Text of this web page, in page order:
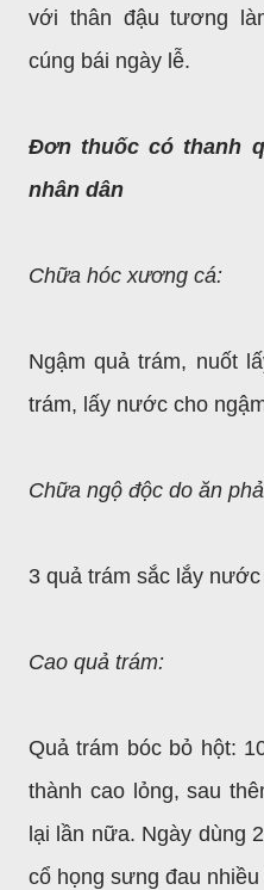
với thân đậu tương
cúng bái ngày lễ.
Đơn thuốc có thanh
nhân dân
Chữa hóc xương cá:
Ngậm quả trám, nuốt
trám, lấy nước cho
Chữa ngộ độc do ăn
3 quả trám sắc lắy nước
Cao quả trám:
Quả trám bóc bỏ hột:
thành cao lỏng, sau
lại lần nữa. Ngày dùng
cổ họng sưng đau